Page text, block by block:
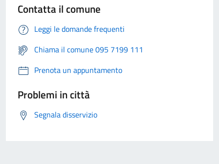
Contatta il comune
Leggi le domande frequenti
Chiama il comune 095 7199 111
Prenota un appuntamento
Problemi in città
Segnala disservizio